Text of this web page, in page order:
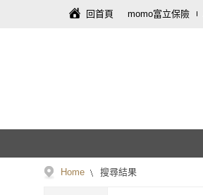
回首頁 momo富立保險
Home 搜尋結果